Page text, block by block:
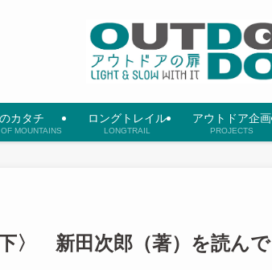
カタチ
MOUNTAINS
ロングトレイル
LONGTRAIL
アウトドア企画
PROJECTS
下〉 新田次郎（著）を読んで